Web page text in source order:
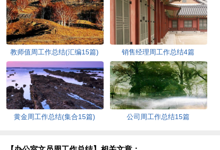
教师值周工作总结(汇编15篇) 销售经理周工作总结4篇
黄金周工作总结(集合15篇) 公司周工作总结15篇